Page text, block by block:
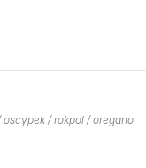
/ rokpol / oregano